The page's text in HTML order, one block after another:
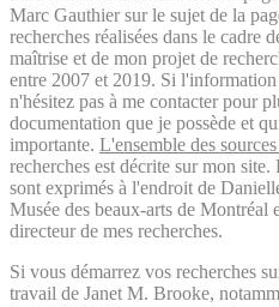
Marc Gauthier sur le sujet de la
recherches réalisées dans le cadre
maîtrise et de mon projet de
entre 2007 et 2019. Si
n'hésitez pas à me contacter pour
documentation que je possède et
importante. L'ensemble des
recherches est décrite sur mon
sont exprimés à l'endroit de
Musée des beaux-arts de
directeur de mes recherches.
Si vous démarrez vos recherches
travail de Janet M. Brooke,